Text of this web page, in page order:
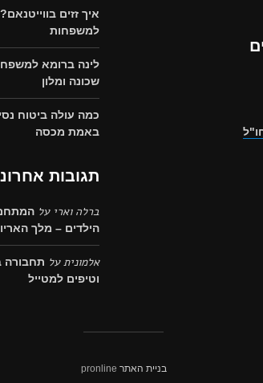
איך זזים
למשפחות
לינה ברומא
שכונה ומלון
כמה עולה ביטוח
באמת מכסה
תגובות
ברלה וארי על
הילדים – מלך
אלמוניתעל תחבורה
וטיפים למטייל
בניית האתר pronline